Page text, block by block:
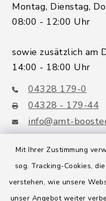
Mit Ihrer Zustimmung
sog. Tracking-Cookies,
verstehen, wie unsere
unser Angebot weiter
Montag, Dienstag,
08:00 - 12:00 Uhr
sowie zusätzlich am
14:00 - 18:00 Uhr
04328 179-0
04328 - 179-44
info@amt-
Quicklinks
Amt Boostedt-